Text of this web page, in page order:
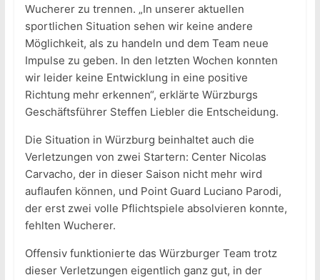
Wucherer zu trennen. „In unserer aktuellen
sportlichen Situation sehen wir keine andere
Möglichkeit, als zu handeln und dem Team neue
Impulse zu geben. In den letzten Wochen konnten
wir leider keine Entwicklung in eine positive
Richtung mehr erkennen“, erklärte Würzburgs
Geschäftsführer Steffen Liebler die Entscheidung.
Die Situation in Würzburg beinhaltet auch die
Verletzungen von zwei Startern: Center Nicolas
Carvacho, der in dieser Saison nicht mehr wird
auflaufen können, und Point Guard Luciano Parodi,
der erst zwei volle Pflichtspiele absolvieren konnte,
fehlten Wucherer.
Offensiv funktionierte das Würzburger Team trotz
dieser Verletzungen eigentlich ganz gut, in der